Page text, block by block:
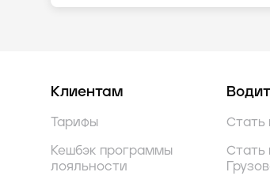
Клиентам
Тарифы
Кешбэк программы
лояльности
Стать
Стать